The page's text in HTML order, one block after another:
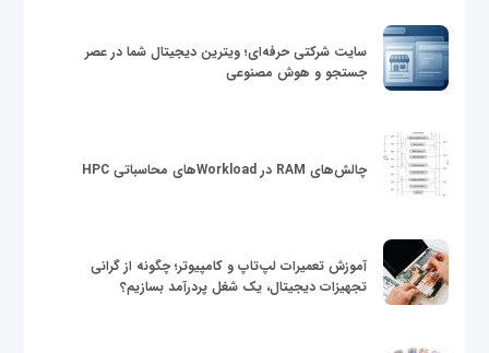
سایت شرکتی حرفه‌ای؛ ویترین دیجیتال شما در عصر
جستجو و هوش مصنوعی
چالش‌های RAM در Workloadهای محاسباتی HPC
آموزش تعمیرات لپ‌تاپ و کامپیوتر؛ چگونه از گرانی
تجهیزات دیجیتال، یک شغل پردرآمد بسازیم؟